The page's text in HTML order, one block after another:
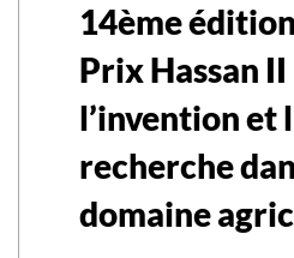
14ème
Prix Hassan
l’invention et
recherche
domaine